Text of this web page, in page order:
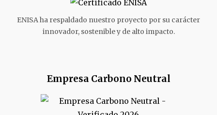
ENISA ha respaldado nuestro proyecto por su carácter
innovador, sostenible y de alto impacto.
Empresa Carbono Neutral